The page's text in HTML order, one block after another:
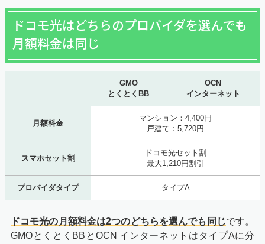
ドコモ光はどちらのプロバイダを選んでも
月額料金は同じ
GMO
とくとくBB
OCN
インターネット
月額料金
マンション：4,400円
戸建て：5,720円
スマホセット割
ドコモ光セット割
最大1,210円割引
プロバイダタイプ タイプA
ドコモ光の月額料金は2つのどちらを選んでも同じです。
GMOとくとくBBとOCN インターネットはタイプAに分